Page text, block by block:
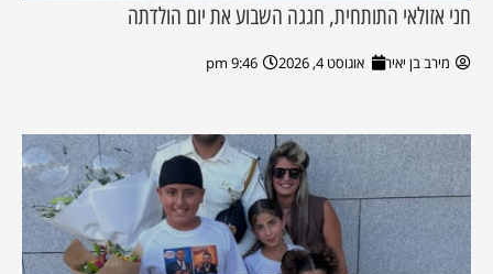
חני אזולאי התותחית, חגגה השבוע את יום הולדתה
מירב בן יאיר אוגוסט 4, 2026 9:46 pm